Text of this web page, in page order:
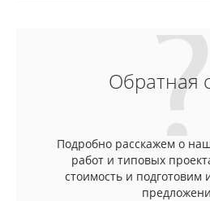
Обратная
Подробно расскажем о
работ и типовых
стоимость и подготовим